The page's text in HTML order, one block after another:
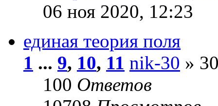
06 ноя 2020, 12:23
единая теория поля
1 ... 9, 10, 11 nik-30 »
100 Ответов